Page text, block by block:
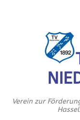
Verein zur